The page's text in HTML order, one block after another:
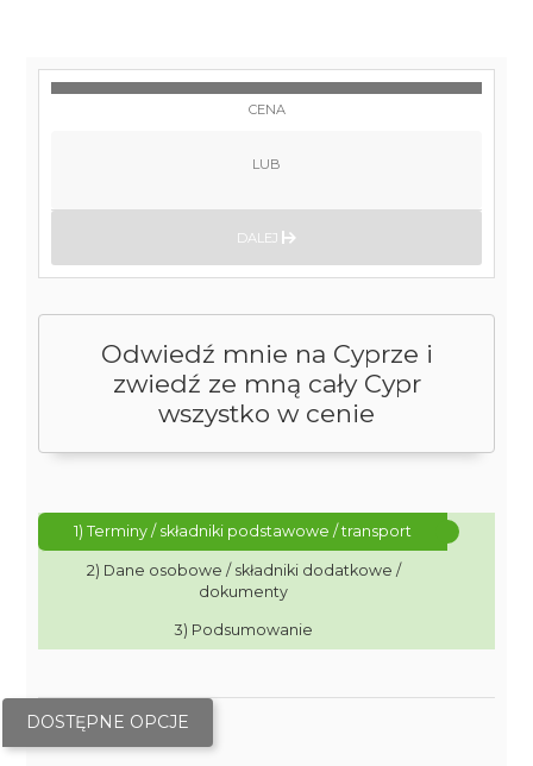
Odwiedź mnie na Cyprze i
zwiedź ze mną cały Cypr
wszystko w cenie
1) Terminy / składniki podstawowe / transport
2) Dane osobowe / składniki dodatkowe /
dokumenty
3) Podsumowanie
DOSTĘPNE OPCJE
CENA
LUB
DALEJ